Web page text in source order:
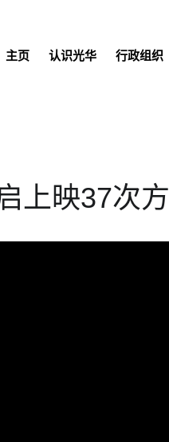
主页 认识光华 行政组织
上映37次方